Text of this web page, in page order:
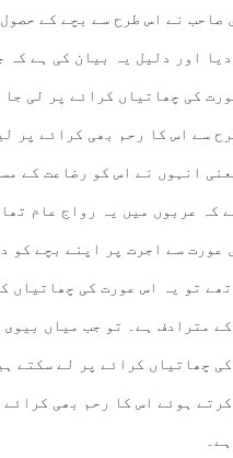
صاحب نے اس طرح سے بچے کے
اور دلیل یہ بیان کی ہے کہ
کی چھاتیاں کرائے پر لی جا
سے اس کا رحم بھی کرائے پر
انہوں نے اس کو رضاعت کے
کہ عربوں میں یہ رواج عام
عورت سے اجرت پر اپنے بچے کو
تو یہ اس عورت کی چھاتیاں
مترادف ہے۔ تو جب میاں بیوی
کی چھاتیاں کرائے پر لے سکتے
ہوئے اس کا رحم بھی کرائے